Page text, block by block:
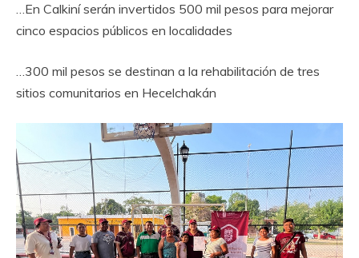
…En Calkiní serán invertidos 500 mil pesos para mejorar
cinco espacios públicos en localidades
…300 mil pesos se destinan a la rehabilitación de tres
sitios comunitarios en Hecelchakán